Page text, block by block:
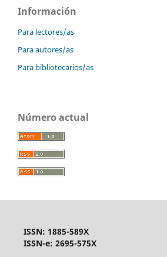
Información
Para lectores/as
Para autores/as
Para bibliotecarios/as
Número actual
ISSN: 1885-589X
ISSN-e: 2695-575X